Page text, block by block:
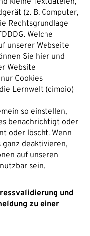
(z. B. Computer,
Rechtsgrundlage
Welche
unserer Webseite
Sie hier und
Website
Cookies
Lernwelt (cimoio)
so einstellen,
benachrichtigt oder
oder löscht. Wenn
ganz deaktivieren,
auf unseren
sein.
und
zu einer